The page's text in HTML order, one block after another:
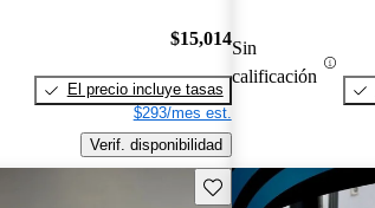
$15,014
El precio incluye tasas
$293/mes est.
Verif. disponibilidad
Sin
calificación
Guarda este Aviso